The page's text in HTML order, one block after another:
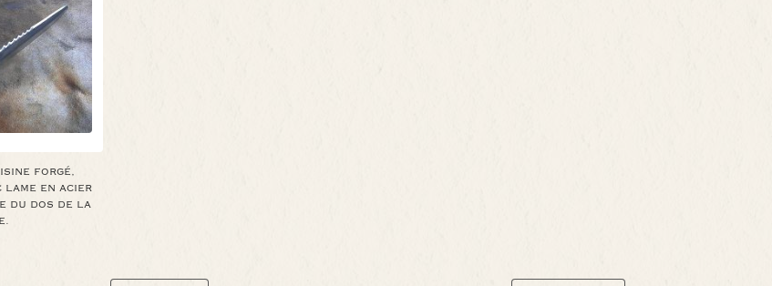
FORGÉ,
LAME EN ACIER
DU DOS DE LA